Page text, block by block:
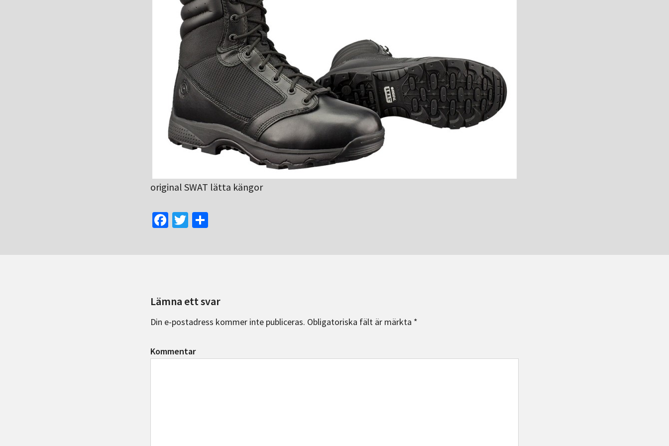
original SWAT lätta kängor
Fa
k
T
Lämna ett svar
Din e-postadress kommer inte publiceras. Obligatoriska fält är märkta *
Kommentar